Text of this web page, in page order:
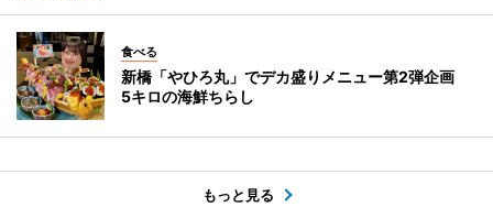
食べる
新橋「やひろ丸」でデカ盛りメニュー第2弾企画
5キロの海鮮ちらし
もっと見る